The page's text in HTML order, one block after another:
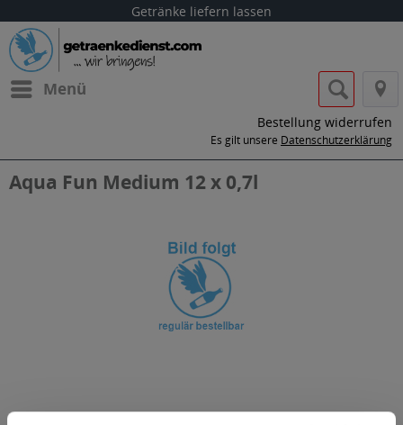
Getränke liefern lassen
Menü
Bestellung widerrufen
Es gilt unsere Datenschutzerklärung
Aqua Fun Medium 12 x 0,7l